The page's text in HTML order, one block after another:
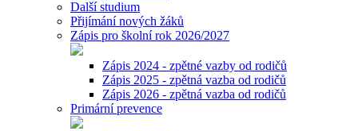
Další studium
Přijímání nových žáků
Zápis pro školní rok 2026/2027
Zápis 2024 - zpětné vazby od rodičů
Zápis 2025 - zpětná vazba od rodičů
Zápis 2026 - zpětná vazba od rodičů
Primární prevence